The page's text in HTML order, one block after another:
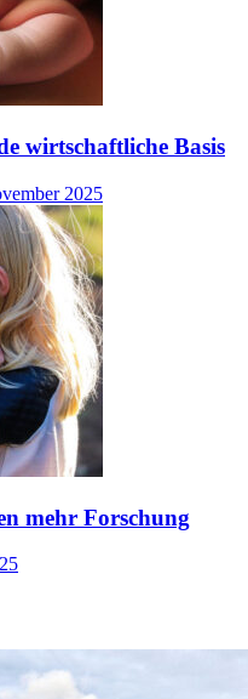
wirtschaftliche Basis
2025
mehr Forschung